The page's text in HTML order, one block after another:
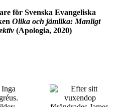
för Svenska Evangeliska
Olika och jämlika: Manligt
(Apologia, 2020)